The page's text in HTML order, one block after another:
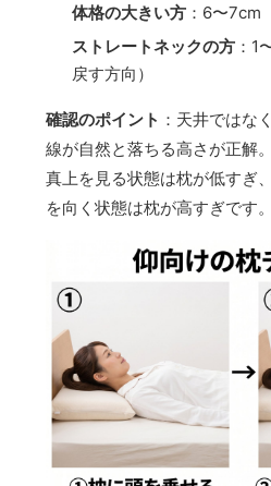
体格の大きい方 ：6〜7cm
ストレートネックの方 ：1
戻す方向）
確認のポイント ：天井ではな
線が自然と落ちる高さが正解
真上を見る状態は枕が低すぎ
を向く状態は枕が高すぎです。